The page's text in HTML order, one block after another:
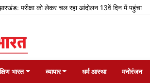
को लेकर चल रहा आंदोलन 13वें दिन में पहुंचा
भारत व्यापार धर्म आस्था मनोरंजन